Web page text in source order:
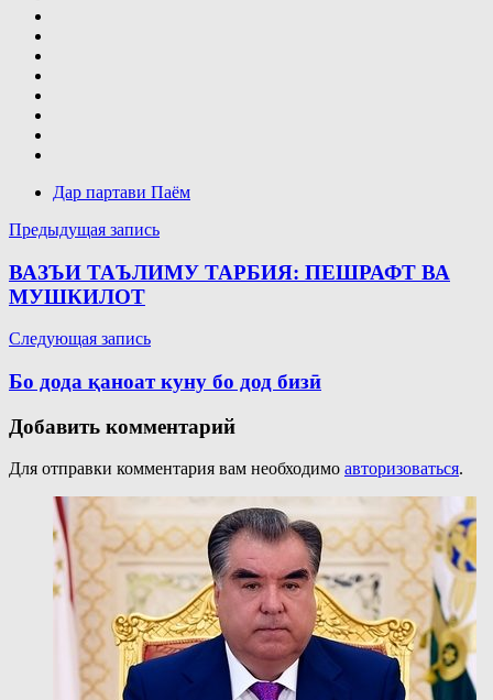
Дар партави Паём
Навигация
по
записям
Предыдущая запись
ВАЗЪИ ТАЪЛИМУ ТАРБИЯ: ПЕШРАФТ ВА
МУШКИЛОТ
Следующая запись
Бо дода қаноат куну бо дод бизӣ
Добавить комментарий
Для отправки комментария вам необходимо авторизоваться.